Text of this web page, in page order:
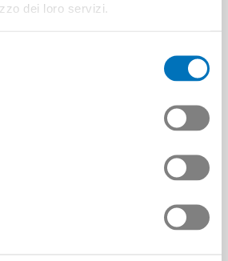
dei loro servizi.